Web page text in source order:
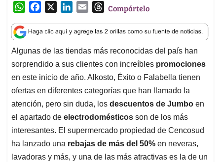
W
a
t
s
A
p
p
c
e
b
o
o
k
n
k
e
d
I
n
a
i
l
T
r
e
a
d
s
Compártelo
Algunas de las tiendas más reconocidas del país han
sorprendido a sus clientes con increíbles promociones
en este inicio de año. Alkosto, Éxito o Falabella tienen
ofertas en diferentes categorías que han llamado la
atención, pero sin duda, los descuentos de Jumbo en
el apartado de electrodomésticos son de los más
interesantes. El supermercado propiedad de Cencosud
ha lanzado una rebajas de más del 50% en neveras,
lavadoras y más, y una de las más atractivas es la de un